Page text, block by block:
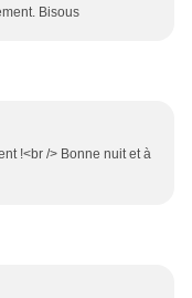
Bisous
!<br /> Bonne nuit et à